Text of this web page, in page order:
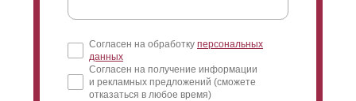
Согласен на обработку персональных
данных
Согласен на получение информации
и рекламных предложений (сможете
отказаться в любое время)